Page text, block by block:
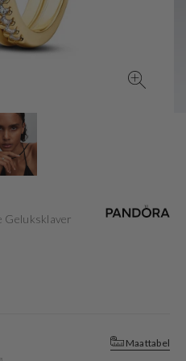
view
Geluksklaver
Maattabel